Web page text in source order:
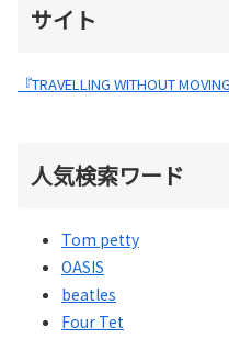
サイト
『TRAVELLING WITHOUT
人気検索ワード
Tom petty
OASIS
beatles
Four Tet